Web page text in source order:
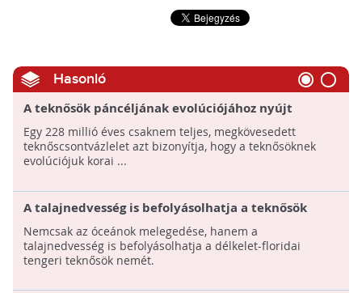
Hasonló
A teknősök páncéljának evolúciójához nyújt
magyarázatot egy új lelet
Egy 228 millió éves csaknem teljes, megkövesedett
teknőscsontvázlelet azt bizonyítja, hogy a teknősöknek
evolúciójuk korai ...
A talajnedvesség is befolyásolhatja a teknősök
nemét
Nemcsak az óceánok melegedése, hanem a
talajnedvesség is befolyásolhatja a délkelet-floridai
tengeri teknősök nemét.